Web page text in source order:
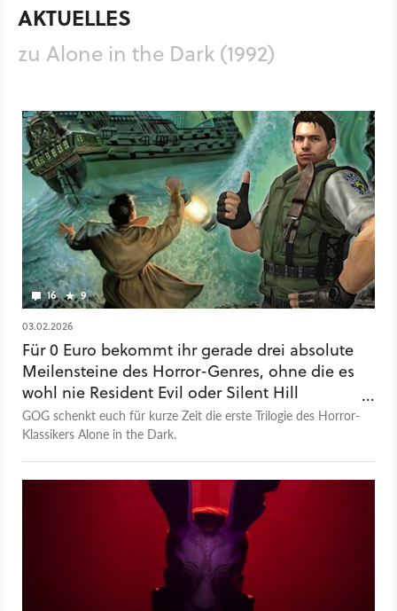
AKTUELLES
zu Alone in the Dark (1992)
16 9
03.02.2026
Für 0 Euro bekommt ihr gerade drei absolute
Meilensteine des Horror-Genres, ohne die es
wohl nie Resident Evil oder Silent Hill
gegeben hätte
GOG schenkt euch für kurze Zeit die erste Trilogie des Horror-
Klassikers Alone in the Dark.